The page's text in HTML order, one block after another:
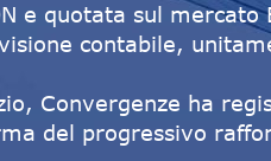
e quotata sul
contabile,
Convergenze ha
del progressivo